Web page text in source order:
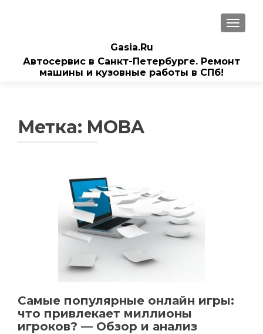
Gasia.Ru
Автосервис в Санкт-Петербурге. Ремонт
машины и кузовные работы в СПб!
Метка: MOBA
Самые популярные онлайн игры:
что привлекает миллионы
игроков? — Обзор и анализ